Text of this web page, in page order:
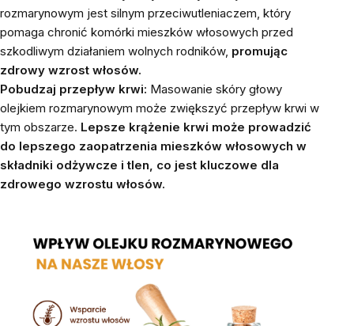
rozmarynowym jest silnym przeciwutleniaczem, który
pomaga chronić komórki mieszków włosowych przed
szkodliwym działaniem wolnych rodników, promując
zdrowy wzrost włosów.
Pobudzaj przepływ krwi: Masowanie skóry głowy
olejkiem rozmarynowym może zwiększyć przepływ krwi w
tym obszarze. Lepsze krążenie krwi może prowadzić
do lepszego zaopatrzenia mieszków włosowych w
składniki odżywcze i tlen, co jest kluczowe dla
zdrowego wzrostu włosów.